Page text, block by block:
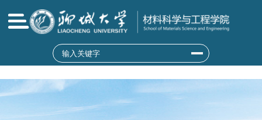
9428cn太阳集团(MACAU)古天乐代言|官
方网站